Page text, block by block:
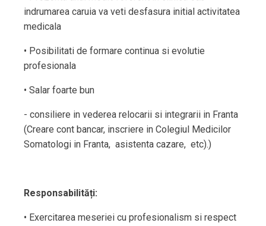
indrumarea caruia va veti desfasura initial activitatea
medicala
• Posibilitati de formare continua si evolutie
profesionala
• Salar foarte bun
- consiliere in vederea relocarii si integrarii in Franta
(Creare cont bancar, inscriere in Colegiul Medicilor
Somatologi in Franta, asistenta cazare, etc).)
Responsabilități:
• Exercitarea meseriei cu profesionalism si respect